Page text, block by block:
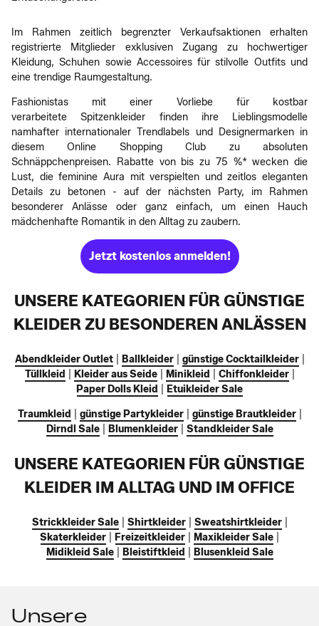
Im Rahmen zeitlich begrenzter Verkaufsaktionen erhalten
registrierte Mitglieder exklusiven Zugang zu hochwertiger
Kleidung, Schuhen sowie Accessoires für stilvolle Outfits und
eine trendige Raumgestaltung.
Fashionistas mit einer Vorliebe für kostbar
verarbeitete Spitzenkleider finden ihre Lieblingsmodelle
namhafter internationaler Trendlabels und Designermarken in
diesem Online Shopping Club zu absoluten
Schnäppchenpreisen. Rabatte von bis zu 75 %* wecken die
Lust, die feminine Aura mit verspielten und zeitlos eleganten
Details zu betonen - auf der nächsten Party, im Rahmen
besonderer Anlässe oder ganz einfach, um einen Hauch
mädchenhafte Romantik in den Alltag zu zaubern.
Jetzt kostenlos anmelden!
UNSERE KATEGORIEN FÜR GÜNSTIGE
KLEIDER ZU BESONDEREN ANLÄSSEN
Abendkleider Outlet| Ballkleider| günstige Cocktailkleider|
Tüllkleid
Kleider aus Seide| Minikleid Chiffonkleider|
Paper Dolls Kleid
Etuikleider Sale
Traumkleid günstige Partykleider| günstige Brautkleider|
Dirndl Sale| Blumenkleider| Standkleider Sale
UNSERE KATEGORIEN FÜR GÜNSTIGE
KLEIDER IM ALLTAG UND IM OFFICE
Strickkleider Sale| Shirtkleider| Sweatshirtkleider|
Skaterkleider
Freizeitkleider Maxikleider Sale
Midikleid Sale| Bleistiftkleid Blusenkleid Sale
Unsere